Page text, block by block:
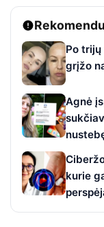
Po
grįžo
Agnė
kurie